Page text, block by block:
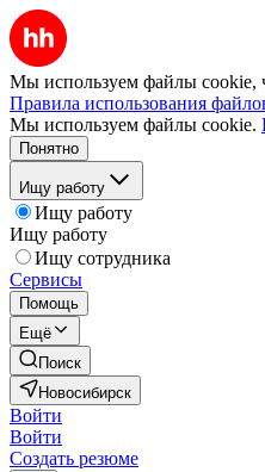
Мы используем файлы cookie,
Правила использования
Мы используем файлы cookie.
Понятно
Ищу работу
Ищу работу
Ищу работу
Ищу сотрудника
Сервисы
Помощь
Ещё
Поиск
Новосибирск
Войти
Войти
Создать резюме